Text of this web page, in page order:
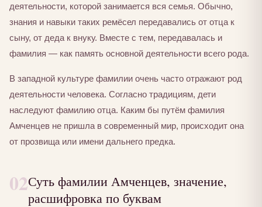
деятельности, которой занимается вся семья. Обычно,
знания и навыки таких ремёсел передавались от отца к
сыну, от деда к внуку. Вместе с тем, передавалась и
фамилия — как память основной деятельности всего рода.
В западной культуре фамилии очень часто отражают род
деятельности человека. Согласно традициям, дети
наследуют фамилию отца. Каким бы путём фамилия
Амченцев не пришла в современный мир, происходит она
от прозвища или имени дальнего предка.
02Суть фамилии Амченцев, значение,
расшифровка по буквам